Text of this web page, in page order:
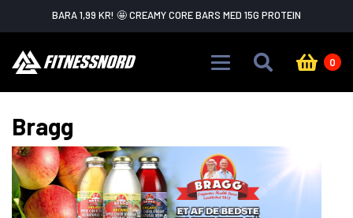
Skip to main content
BARA 1,99 KR! 🤩 CREAMY CORE BARS MED 15G PROTEIN
0
Bragg